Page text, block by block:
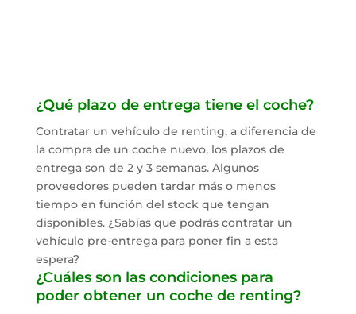
¿Qué plazo de entrega tiene el coche?
Contratar un vehículo de renting, a diferencia de
la compra de un coche nuevo, los plazos de
entrega son de 2 y 3 semanas. Algunos
proveedores pueden tardar más o menos
tiempo en función del stock que tengan
disponibles. ¿Sabías que podrás contratar un
vehículo pre-entrega para poner fin a esta
espera?
¿Cuáles son las condiciones para
poder obtener un coche de renting?